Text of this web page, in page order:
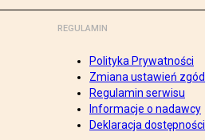
REGULAMIN
Polityka Prywatności
Zmiana ustawień zgód
Regulamin serwisu
Informacje o nadawcy
Deklaracja dostępności